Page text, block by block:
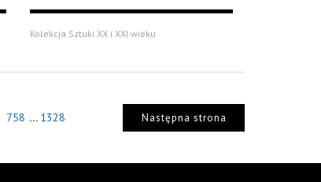
Kolekcja Sztuki XX i XXI wieku
758 ... 1328 Następna strona